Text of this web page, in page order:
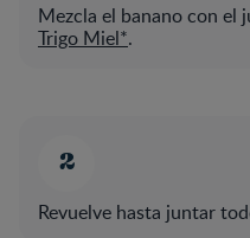
Mezcla el banano con el
Trigo Miel*.
Revuelve hasta juntar